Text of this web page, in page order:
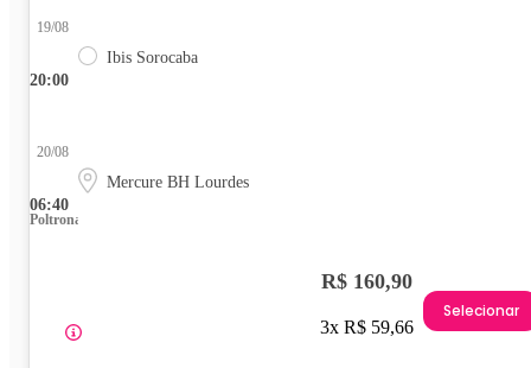
20:00
19/08
Ibis Sorocaba
06:40
20/08
Mercure BH Lourdes
Poltrona
R$ 160,90
3x R$ 59,66
Selecionar